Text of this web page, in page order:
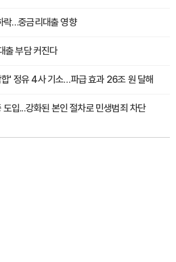
락…중금리대출 영향
출 부담 커진다
합' 정유 4사 기소…파급 효과 26조 원 달해
입...강화된 본인 절차로 민생범죄 차단